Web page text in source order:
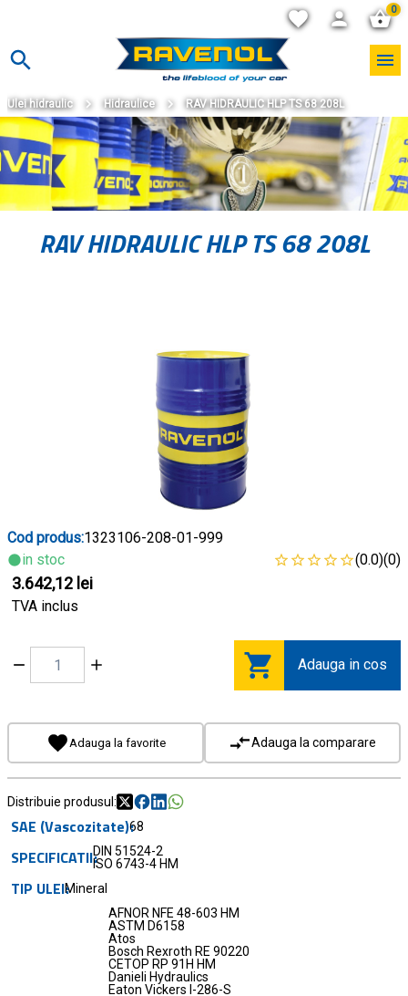
0
Ulei hidraulic Hidraulice RAV HIDRAULIC HLP TS 68 208L
RAV HIDRAULIC HLP TS 68 208L
SAE (Vascozitate)68
SPECIFICATIIDIN 51524-2
ISO 6743-4 HM
TIP ULEIMineral
AFNOR NFE 48-603 HM
ASTM D6158
Atos
Bosch Rexroth RE 90220
CETOP RP 91H HM
Danieli Hydraulics
Eaton Vickers I-286-S
Cod produs:1323106-208-01-999
in stoc
(0.0)(0)
3.642,12 lei
TVA inclus
Adauga in cos
Adauga la favorite Adauga la comparare
Distribuie produsul: